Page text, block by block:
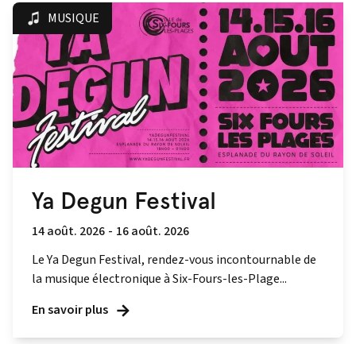
MUSIQUE
Ya Degun Festival
14 août. 2026 - 16 août. 2026
Le Ya Degun Festival, rendez-vous incontournable de
la musique électronique à Six-Fours-les-Plage...
En savoir plus